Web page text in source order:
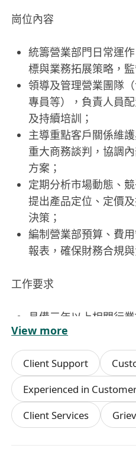
崗位內容
統籌營業部門日常運
標與業務拓展策略，
領導及管理營業團隊
專員等），負責人員
及持續培訓；
主導重點客戶關係維
重大商務談判，協調
方案；
定期分析市場動態、
提出產品定位、定價
決策；
編制營業部預算、費
報表，確保財務合規
工作要求
具備三年以上相關行
中至少三年擔任團隊
項目統籌實績；
持有中學或以上學歷
理等相關專業優先，具
業資格者加分；
熟悉香港市場法規及商
語、普通話及英語進行
View more
Client Support
Client Services